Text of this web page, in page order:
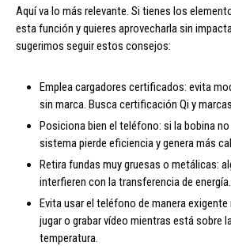
Aquí va lo más relevante. Si tienes los
esta función y quieres aprovecharla sin
sugerimos seguir estos consejos:
Emplea cargadores certificados: evita
sin marca. Busca certificación Qi y
Posiciona bien el teléfono: si la bobina
sistema pierde eficiencia y genera más
Retira fundas muy gruesas o metálicas:
interfieren con la transferencia de energía.
Evita usar el teléfono de manera
jugar o grabar vídeo mientras está sobre
temperatura.